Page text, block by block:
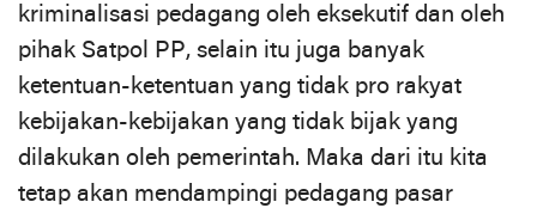
kriminalisasi pedagang oleh eksekutif dan oleh
pihak Satpol PP, selain itu juga banyak
ketentuan-ketentuan yang tidak pro rakyat
kebijakan-kebijakan yang tidak bijak yang
dilakukan oleh pemerintah. Maka dari itu kita
tetap akan mendampingi pedagang pasar